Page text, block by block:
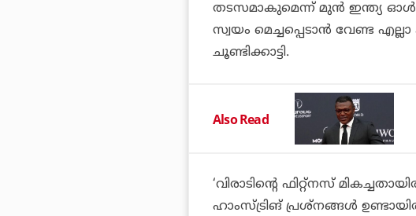
തടസമാകുമെന്ന് മുന്‍ ഇന്ത്യ
സ്വയം മെച്ചപ്പെടാന്‍ വേണ്ട
ചൂണ്ടിക്കാട്ടി.
Also Read
‘വിരാടിന്റെ ഫിറ്റ്‌നസ്
ഹാംസ്ട്രിങ് പ്രശ്‌നങ്ങള്‍